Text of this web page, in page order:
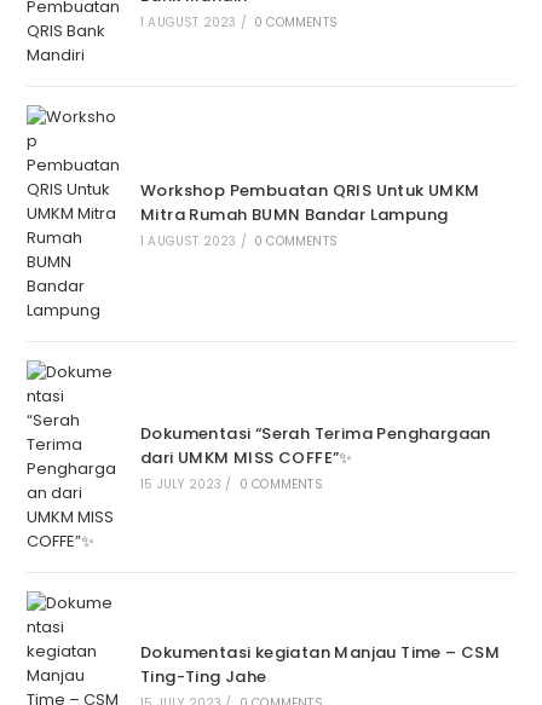
1 AUGUST 2023 / 0 COMMENTS
Workshop Pembuatan QRIS Untuk UMKM
Mitra Rumah BUMN Bandar Lampung
1 AUGUST 2023 / 0 COMMENTS
Dokumentasi “Serah Terima Penghargaan
dari UMKM MISS COFFE”✨
15 JULY 2023 / 0 COMMENTS
Dokumentasi kegiatan Manjau Time – CSM
Ting-Ting Jahe